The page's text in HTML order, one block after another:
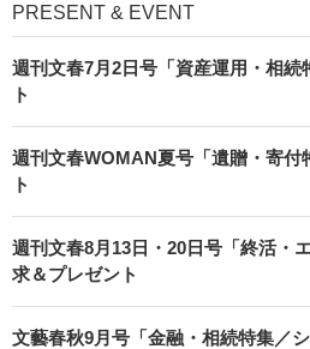
PRESENT & EVENT
週刊文春7月2日号「資産運用・相
ト
週刊文春WOMAN夏号「遺贈・寄付
ト
週刊文春8月13日・20日号「終活・
求＆プレゼント
文藝春秋9月号「金融・相続特集／